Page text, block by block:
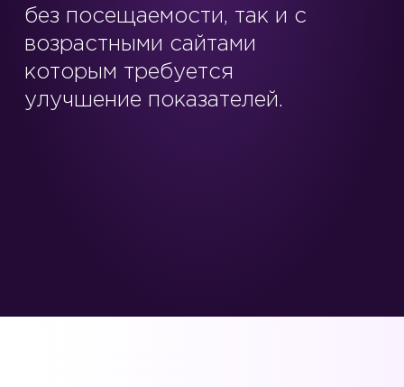
без посещаемости, так и с
возрастными сайтами
которым требуется
улучшение показателей.